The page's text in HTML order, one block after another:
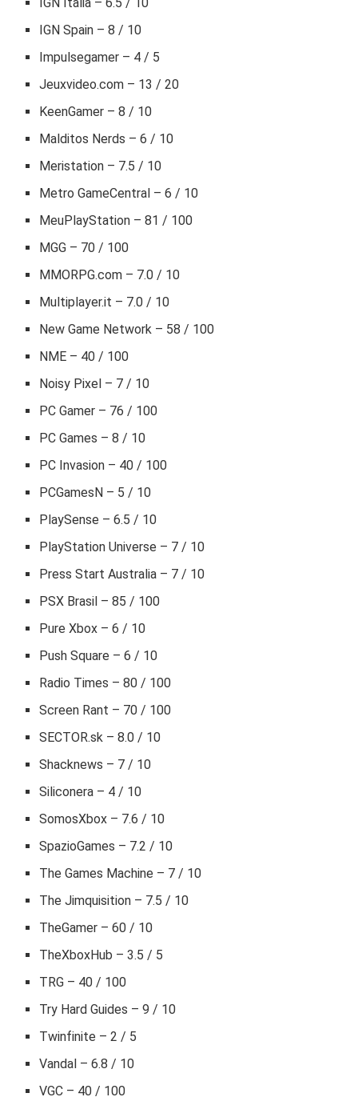
IGN Spain – 8 / 10
Impulsegamer – 4 / 5
Jeuxvideo.com – 13 / 20
KeenGamer – 8 / 10
Malditos Nerds – 6 / 10
Meristation – 7.5 / 10
Metro GameCentral – 6 / 10
MeuPlayStation – 81 / 100
MGG – 70 / 100
MMORPG.com – 7.0 / 10
Multiplayer.it – 7.0 / 10
New Game Network – 58 / 100
NME – 40 / 100
Noisy Pixel – 7 / 10
PC Gamer – 76 / 100
PC Games – 8 / 10
PC Invasion – 40 / 100
PCGamesN – 5 / 10
PlaySense – 6.5 / 10
PlayStation Universe – 7 / 10
Press Start Australia – 7 / 10
PSX Brasil – 85 / 100
Pure Xbox – 6 / 10
Push Square – 6 / 10
Radio Times – 80 / 100
Screen Rant – 70 / 100
SECTOR.sk – 8.0 / 10
Shacknews – 7 / 10
Siliconera – 4 / 10
SomosXbox – 7.6 / 10
SpazioGames – 7.2 / 10
The Games Machine – 7 / 10
The Jimquisition – 7.5 / 10
TheGamer – 60 / 10
TheXboxHub – 3.5 / 5
TRG – 40 / 100
Try Hard Guides – 9 / 10
Twinfinite – 2 / 5
Vandal – 6.8 / 10
VGC – 40 / 100